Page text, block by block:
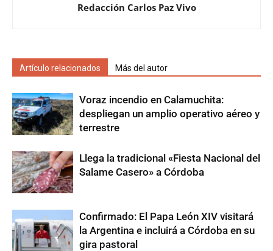
Redacción Carlos Paz Vivo
Artículo relacionados Más del autor
Voraz incendio en Calamuchita:
despliegan un amplio operativo aéreo y
terrestre
Llega la tradicional «Fiesta Nacional del
Salame Casero» a Córdoba
Confirmado: El Papa León XIV visitará
la Argentina e incluirá a Córdoba en su
gira pastoral